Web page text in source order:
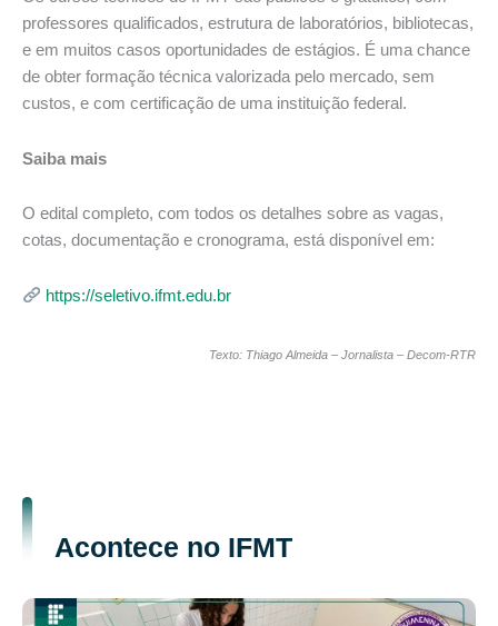
professores qualificados, estrutura de laboratórios, bibliotecas,
e em muitos casos oportunidades de estágios. É uma chance
de obter formação técnica valorizada pelo mercado, sem
custos, e com certificação de uma instituição federal.
Saiba mais
O edital completo, com todos os detalhes sobre as vagas,
cotas, documentação e cronograma, está disponível em:
https://seletivo.ifmt.edu.br
Texto: Thiago Almeida – Jornalista – Decom-RTR
Acontece no IFMT